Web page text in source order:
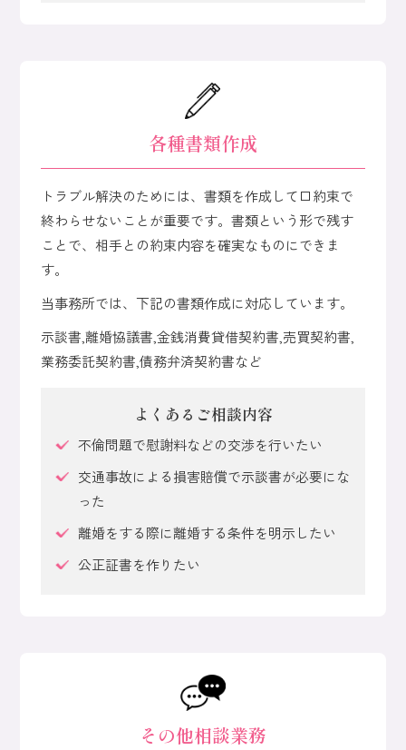
各種書類作成
トラブル解決のためには、書類を作成して口約束で
終わらせないことが重要です。書類という形で残す
ことで、相手との約束内容を確実なものにできま
す。
当事務所では、下記の書類作成に対応しています。
示談書,離婚協議書,金銭消費貸借契約書,売買契約書,
業務委託契約書,債務弁済契約書など
よくあるご相談内容
不倫問題で慰謝料などの交渉を行いたい
交通事故による損害賠償で示談書が必要にな
った
離婚をする際に離婚する条件を明示したい
公正証書を作りたい
その他相談業務